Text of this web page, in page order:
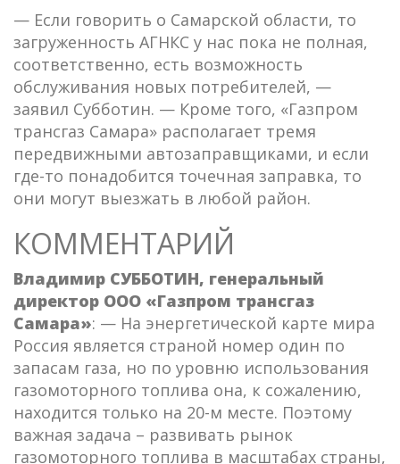
— Если говорить о Самарской области, то
загруженность АГНКС у нас пока не полная,
соответственно, есть возможность
обслуживания новых потребителей, —
заявил Субботин. — Кроме того, «Газпром
трансгаз Самара» располагает тремя
передвижными автозаправщиками, и если
где-то понадобится точечная заправка, то
они могут выезжать в любой район.
КОММЕНТАРИЙ
Владимир СУББОТИН, генеральный
директор ООО «Газпром трансгаз
Самара»: — На энергетической карте мира
Россия является страной номер один по
запасам газа, но по уровню использования
газомоторного топлива она, к сожалению,
находится только на 20-м месте. Поэтому
важная задача – развивать рынок
газомоторного топлива в масштабах страны,